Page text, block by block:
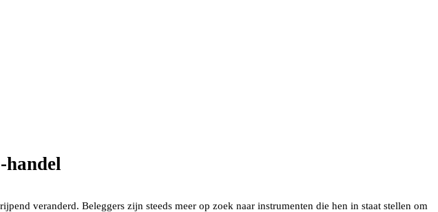
handel
veranderd. Beleggers zijn steeds meer op zoek naar instrumenten die hen in staat stellen om